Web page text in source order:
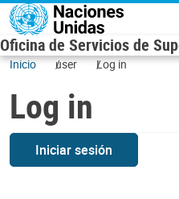
Skip to main content
Oficina de Servicios de
Inicio user Log in
Log in
Iniciar sesión